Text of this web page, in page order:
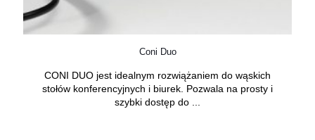
Coni Duo
CONI DUO jest idealnym rozwiążaniem do wąskich
stołów konferencyjnych i biurek. Pozwala na prosty i
szybki dostęp do ...